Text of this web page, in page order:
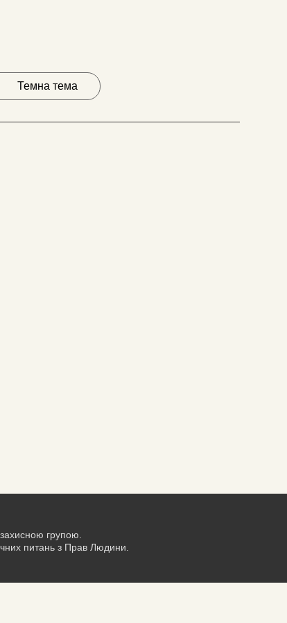
Темна тема
групою.
питань з Прав Людини.